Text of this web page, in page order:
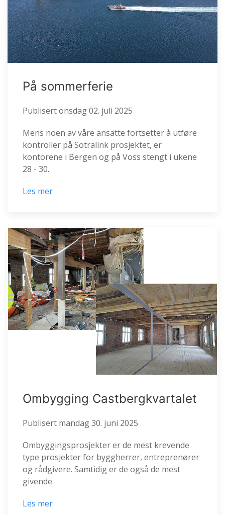
På sommerferie
Publisertonsdag 02. juli 2025
Mens noen av våre ansatte fortsetter å utføre
kontroller på Sotralink prosjektet, er
kontorene i Bergen og på Voss stengt i ukene
28 - 30.
Les mer
Ombygging Castbergkvartalet
Publisert mandag 30. juni 2025
Ombyggingsprosjekter er de mest krevende
type prosjekter for byggherrer, entreprenører
og rådgivere. Samtidig er de også de mest
givende.
Les mer